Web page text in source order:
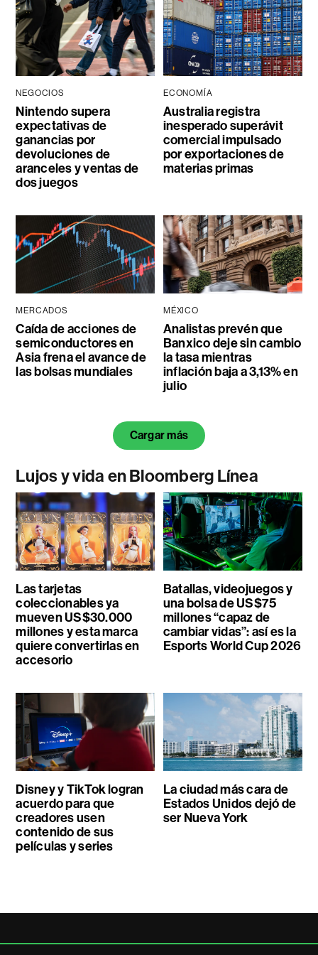
NEGOCIOS
Nintendo supera
expectativas de
ganancias por
devoluciones de
aranceles y ventas de
dos juegos
ECONOMÍA
Australia registra
inesperado superávit
comercial impulsado
por exportaciones de
materias primas
MERCADOS
Caída de acciones de
semiconductores en
Asia frena el avance de
las bolsas mundiales
MÉXICO
Analistas prevén que
Banxico deje sin cambio
la tasa mientras
inflación baja a 3,13% en
julio
Cargar más
Lujos y vida en Bloomberg Línea
Las tarjetas
coleccionables ya
mueven US$30.000
millones y esta marca
quiere convertirlas en
accesorio
Batallas, videojuegos y
una bolsa de US$75
millones “capaz de
cambiar vidas”: así es la
Esports World Cup 2026
Disney y TikTok logran
acuerdo para que
creadores usen
contenido de sus
películas y series
La ciudad más cara de
Estados Unidos dejó de
ser Nueva York